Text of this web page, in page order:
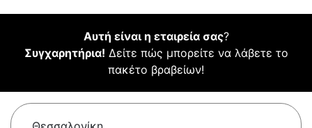
Αυτή είναι η εταιρεία σας?
Συγχαρητήρια! Δείτε πώς μπορείτε να λάβετε το
πακέτο βραβείων!